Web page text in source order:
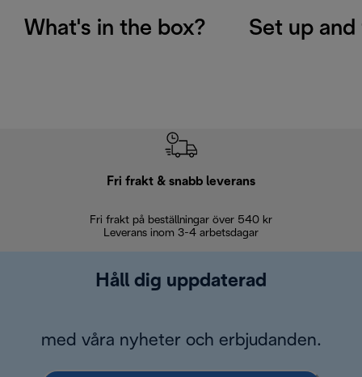
What's in the box? Set up
Fri frakt & snabb leverans
Fri frakt på beställningar över 540 kr
Leverans inom 3-4 arbetsdagar
Håll dig uppdaterad
med våra nyheter och erbjudanden.